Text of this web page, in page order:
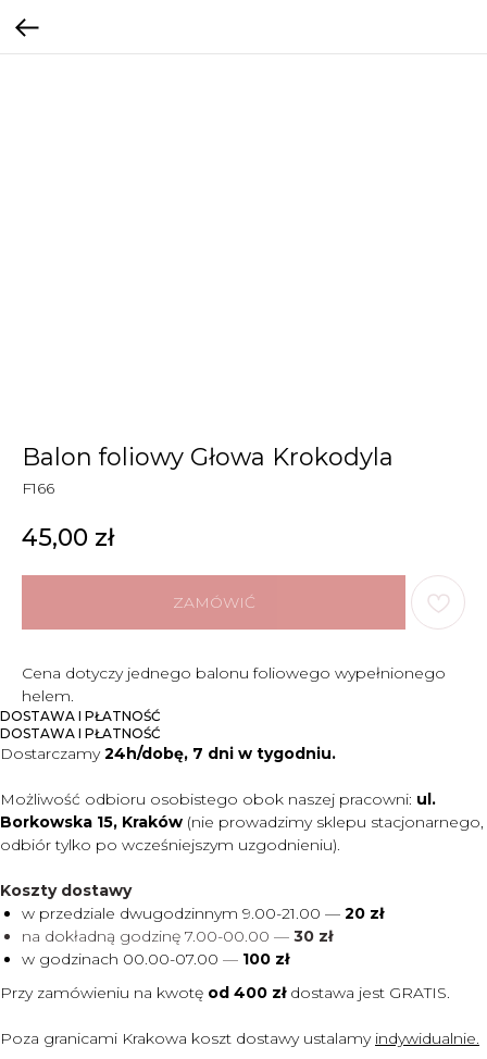
Balon foliowy Głowa Krokodyla
F166
45,00 zł
ZAMÓWIĆ
Cena dotyczy jednego balonu foliowego wypełnionego
helem.
DOSTAWA I PŁATNOŚĆ
DOSTAWA I PŁATNOŚĆ
Dostarczamy24h/dobę, 7 dni w tygodniu.
Możliwość odbioru osobistego obok naszej pracowni: ul.
Borkowska 15, Kraków (nie prowadzimy sklepu stacjonarnego,
odbiór tylko po wcześniejszym uzgodnieniu).
Koszty dostawy
w przedziale dwugodzinnym 9.00-21.00 — 20 zł
na dokładną godzinę 7.00-00.00 — 30 zł
w godzinach 00.00-07.00 — 100 zł
Przy zamówieniu na kwotę od 400 zł dostawa jest GRATIS.
Poza granicami Krakowa koszt dostawy ustalamy indywidualnie.